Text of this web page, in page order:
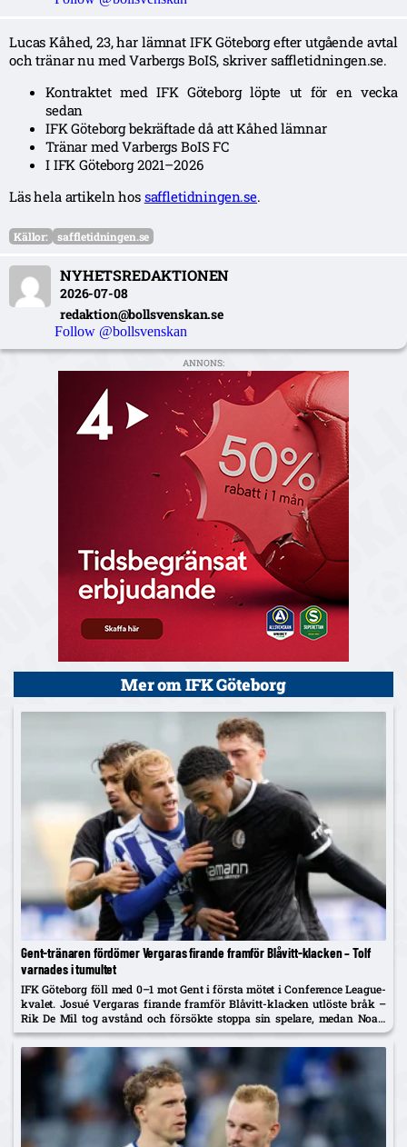
Lucas Kåhed, 23, har lämnat IFK Göteborg efter utgående avtal
och tränar nu med Varbergs BoIS, skriver saffletidningen.se.
Kontraktet med IFK Göteborg löpte ut för en vecka
sedan
IFK Göteborg bekräftade då att Kåhed lämnar
Tränar med Varbergs BoIS FC
I IFK Göteborg 2021–2026
Läs hela artikeln hos saffletidningen.se.
Källor: saffletidningen.se
NYHETSREDAKTIONEN
2026-07-08
redaktion@bollsvenskan.se
Follow @bollsvenskan
ANNONS:
Mer om IFK Göteborg
Gent-tränaren fördömer Vergaras firande framför Blåvitt-klacken – Tolf
varnades i tumultet
IFK Göteborg föll med 0–1 mot Gent i första mötet i Conference League-
kvalet. Josué Vergaras firande framför Blåvitt-klacken utlöste bråk –
Rik De Mil tog avstånd och försökte stoppa sin spelare, medan Noah
Tolf varnades och Erlingmark sågar domarinsatsen.